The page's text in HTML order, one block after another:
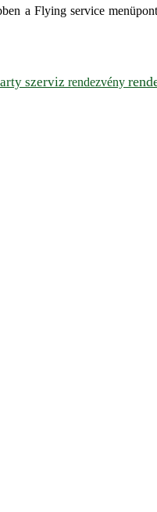
a Flying service
szerviz rendezvény